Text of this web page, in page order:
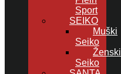
Sport
SEIKO
Muški
Seiko
Ženski
Seiko